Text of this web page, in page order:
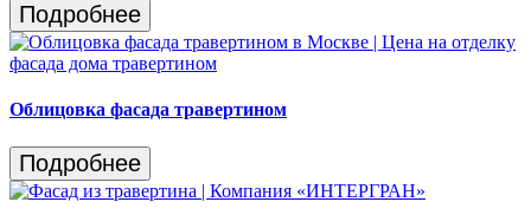
Подробнее
Облицовка фасада травертином
Подробнее